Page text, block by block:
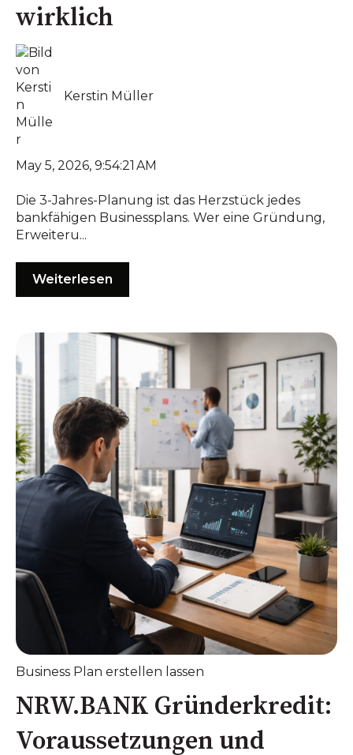
wirklich
Kerstin Müller
May 5, 2026, 9:54:21 AM
Die 3-Jahres-Planung ist das Herzstück jedes
bankfähigen Businessplans. Wer eine Gründung,
Erweiteru...
Weiterlesen
Business Plan erstellen lassen
NRW.BANK Gründerkredit:
Voraussetzungen und